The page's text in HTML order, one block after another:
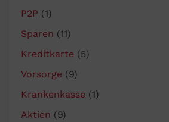
P2P (1)
Sparen (11)
Kreditkarte (5)
Vorsorge (9)
Krankenkasse (1)
Aktien (9)